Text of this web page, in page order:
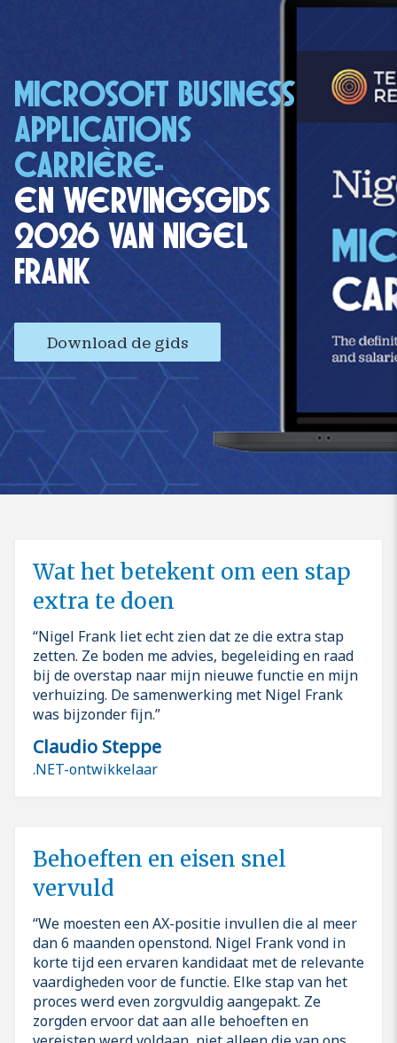
MICROSOFT BUSINESS
APPLICATIONS
CARRIÈRE-
EN WERVINGSGIDS
2026 VAN NIGEL
FRANK
Download de gids
Wat het betekent om een stap
extra te doen
Nigel Frank liet echt zien dat ze die extra stap
zetten. Ze boden me advies, begeleiding en raad
bij de overstap naar mijn nieuwe functie en mijn
verhuizing. De samenwerking met Nigel Frank
was bijzonder fijn.
Claudio Steppe
.NET-ontwikkelaar
Behoeften en eisen snel
vervuld
We moesten een AX-positie invullen die al meer
dan 6 maanden openstond. Nigel Frank vond in
korte tijd een ervaren kandidaat met de relevante
vaardigheden voor de functie. Elke stap van het
proces werd even zorgvuldig aangepakt. Ze
zorgden ervoor dat aan alle behoeften en